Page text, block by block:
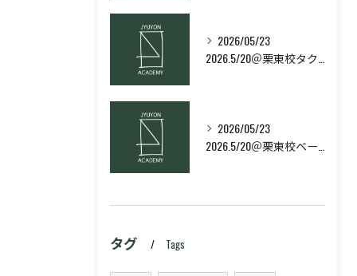
2026/05/23
2026/05/23
タグ Tags